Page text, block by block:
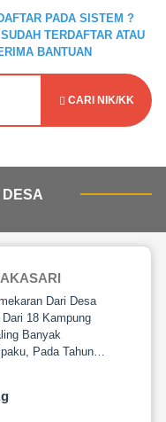
PADA SISTEM ?
TERDAFTAR ATAU
BANTUAN
CARI NIK/KK
DESA
Dari Desa
18 Kampung
Banyak
Pada Tahun…